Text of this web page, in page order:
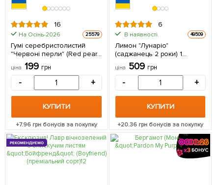
16
На Осінь-2026 25579
Гумі серебристолистий
"Червоні перли" (Red pearl)
1 саджанець в упаковці
ціна 199 грн
- +
КУПИТИ
+7.96 грн бонусів за покупку
6
В наявності. 49509
Лимон "Лунаріо"
(саджанець 2 роки) 1
саджанець в упаковці
ціна 509 грн
- +
КУПИТИ
+20.36 грн бонусів за покупку
РЕКОМЕНДУЄМО